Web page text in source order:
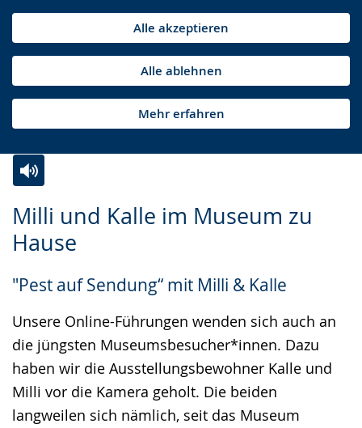
Alle akzeptieren
Alle ablehnen
Mehr erfahren
Milli und Kalle im Museum zu
Hause
"Pest auf Sendung“ mit Milli & Kalle
Unsere Online-Führungen wenden sich auch an
die jüngsten Museumsbesucher*innen. Dazu
haben wir die Ausstellungsbewohner Kalle und
Milli vor die Kamera geholt. Die beiden
langweilen sich nämlich, seit das Museum
Leichten
Sprache
Audio-
Unterstützung.
Video
in
Gebärdensprache
wird
angezeigt.